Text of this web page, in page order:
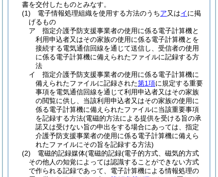
書を交付したものとみなす。
(1)
電子情報処理組織を使用する方法のうちア又はイに掲
げるもの
ア
指定介護予防支援事業者の使用に係る電子計算機と
利用申込者又はその家族の使用に係る電子計算機とを
接続する電気通信回線を通じて送信し、受信者の使用
に係る電子計算機に備えられたファイルに記録する方
法
イ
指定介護予防支援事業者の使用に係る電子計算機に
備えられたファイルに記録された第1項に規定する重要
事項を電気通信回線を通じて利用申込者又はその家族
の閲覧に供し、当該利用申込者又はその家族の使用に
係る電子計算機に備えられたファイルに当該重要事項
を記録する方法(電磁的方法による提供を受ける旨の承
諾又は受けない旨の申出をする場合にあっては、指定
介護予防支援事業者の使用に係る電子計算機に備えら
れたファイルにその旨を記録する方法)
(2)
電磁的記録媒体(電磁的記録(電子的方式、磁気的方式
その他人の知覚によっては認識することができない方式
で作られる記録であって、電子計算機による情報処理の